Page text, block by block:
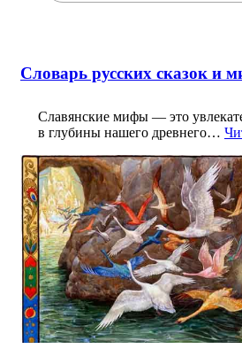
Словарь русских сказок и
Славянские мифы — это
в глубины нашего древнего…